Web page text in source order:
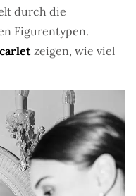
durch die
Figurentypen.
zeigen, wie viel